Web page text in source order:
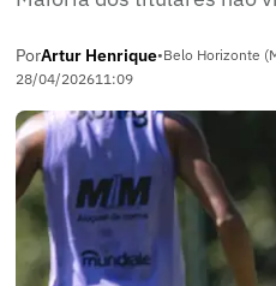
PorArtur Henrique•Belo Horizonte
28/04/202611:09